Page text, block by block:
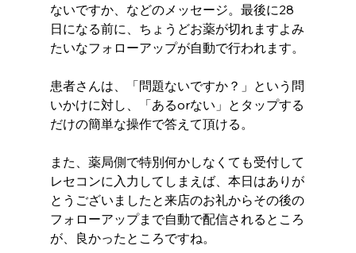
ないですか、などのメッセージ。最後に28
日になる前に、ちょうどお薬が切れますよみ
たいなフォローアップが自動で行われます。
患者さんは、「問題ないですか？」という問
いかけに対し、「あるorない」とタップする
だけの簡単な操作で答えて頂ける。
また、薬局側で特別何かしなくても受付して
レセコンに入力してしまえば、本日はありが
とうございましたと来店のお礼からその後の
フォローアップまで自動で配信されるところ
が、良かったところですね。